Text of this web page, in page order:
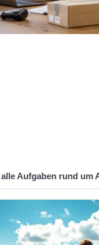
Aufgaben rund um